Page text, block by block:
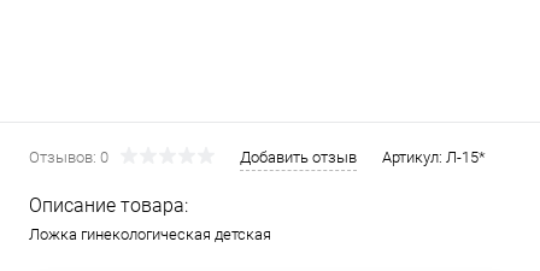
Отзывов: 0 Добавить отзыв Артикул: Л-15*
Описание товара:
Ложка гинекологическая детская